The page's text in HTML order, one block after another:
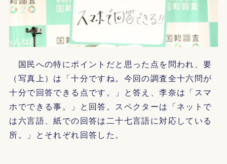
国民への特にポイントだと思った点を問われ、要
（写真上）は「十分ですね。今回の調査全十六問が
十分で回答できる点です。」と答え、李奈は「スマ
ホでできる事。」と回答。スペクターは「ネットで
は六言語、紙での回答は二十七言語に対応している
所。」とそれぞれ回答した。